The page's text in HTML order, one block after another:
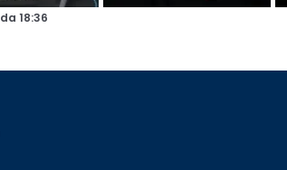
da 18:36